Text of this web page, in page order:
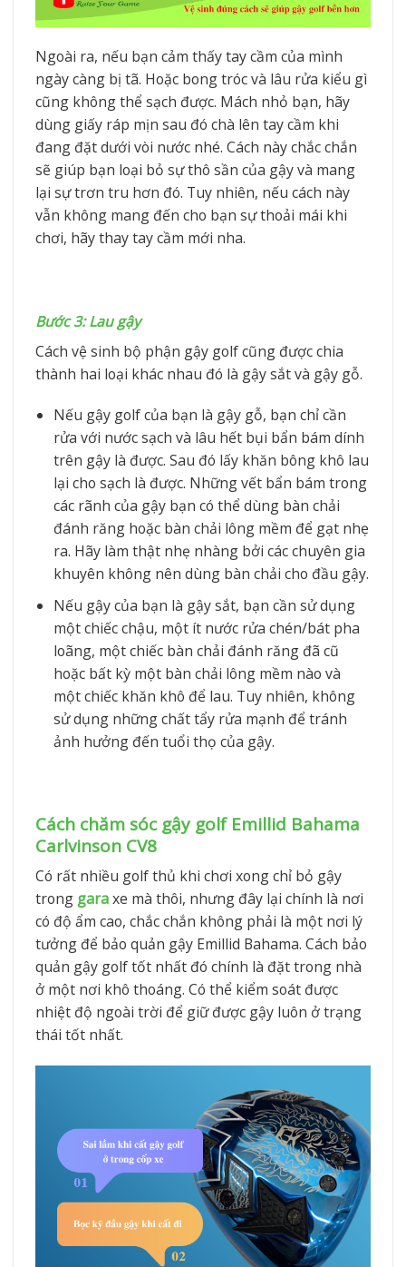
Ngoài ra, nếu bạn cảm thấy tay cầm của mình
ngày càng bị tã. Hoặc bong tróc và lâu rửa kiểu gì
cũng không thể sạch được. Mách nhỏ bạn, hãy
dùng giấy ráp mịn sau đó chà lên tay cầm khi
đang đặt dưới vòi nước nhé. Cách này chắc chắn
sẽ giúp bạn loại bỏ sự thô sần của gậy và mang
lại sự trơn tru hơn đó. Tuy nhiên, nếu cách này
vẫn không mang đến cho bạn sự thoải mái khi
chơi, hãy thay tay cầm mới nha.
Bước 3: Lau gậy
Cách vệ sinh bộ phận gậy golf cũng được chia
thành hai loại khác nhau đó là gậy sắt và gậy gỗ.
Nếu gậy golf của bạn là gậy gỗ, bạn chỉ cần
rửa với nước sạch và lâu hết bụi bẩn bám dính
trên gậy là được. Sau đó lấy khăn bông khô lau
lại cho sạch là được. Những vết bẩn bám trong
các rãnh của gậy bạn có thể dùng bàn chải
đánh răng hoặc bàn chải lông mềm để gạt nhẹ
ra. Hãy làm thật nhẹ nhàng bởi các chuyên gia
khuyên không nên dùng bàn chải cho đầu gậy.
Nếu gậy của bạn là gậy sắt, bạn cần sử dụng
một chiếc chậu, một ít nước rửa chén/bát pha
loãng, một chiếc bàn chải đánh răng đã cũ
hoặc bất kỳ một bàn chải lông mềm nào và
một chiếc khăn khô để lau. Tuy nhiên, không
sử dụng những chất tẩy rửa mạnh để tránh
ảnh hưởng đến tuổi thọ của gậy.
Cách chăm sóc gậy golf Emillid Bahama
Carlvinson CV8
Có rất nhiều golf thủ khi chơi xong chỉ bỏ gậy
trong garaxe mà thôi, nhưng đây lại chính là nơi
có độ ẩm cao, chắc chắn không phải là một nơi lý
tưởng để bảo quản gậy Emillid Bahama. Cách bảo
quản gậy golf tốt nhất đó chính là đặt trong nhà
ở một nơi khô thoáng. Có thể kiểm soát được
nhiệt độ ngoài trời để giữ được gậy luôn ở trạng
thái tốt nhất.